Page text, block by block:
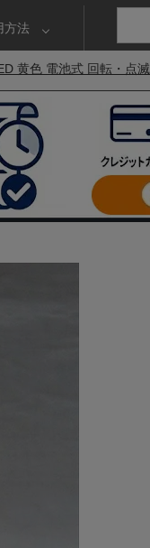
方法
黄色 電池式 回転・点